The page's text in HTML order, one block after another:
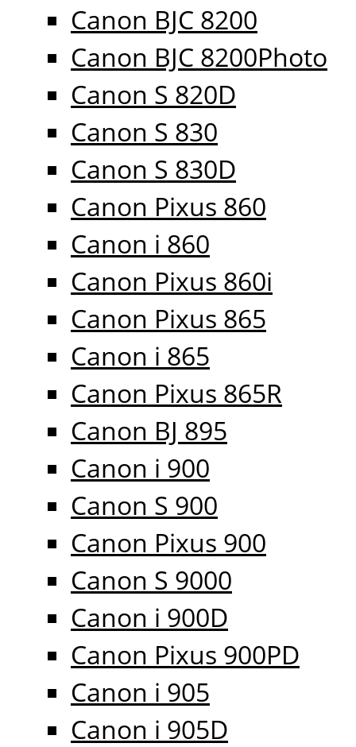
Canon BJC 8200
Canon BJC 8200Photo
Canon S 820D
Canon S 830
Canon S 830D
Canon Pixus 860
Canon i 860
Canon Pixus 860i
Canon Pixus 865
Canon i 865
Canon Pixus 865R
Canon BJ 895
Canon i 900
Canon S 900
Canon Pixus 900
Canon S 9000
Canon i 900D
Canon Pixus 900PD
Canon i 905
Canon i 905D